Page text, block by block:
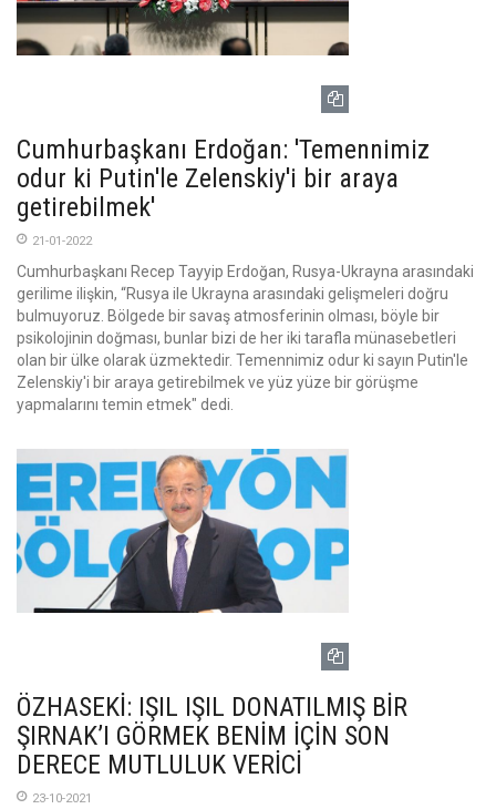
Cumhurbaşkanı Erdoğan: 'Temennimiz
odur ki Putin'le Zelenskiy'i bir araya
getirebilmek'
21-01-2022
Cumhurbaşkanı Recep Tayyip Erdoğan, Rusya-Ukrayna arasındaki
gerilime ilişkin, “Rusya ile Ukrayna arasındaki gelişmeleri doğru
bulmuyoruz. Bölgede bir savaş atmosferinin olması, böyle bir
psikolojinin doğması, bunlar bizi de her iki tarafla münasebetleri
olan bir ülke olarak üzmektedir. Temennimiz odur ki sayın Putin'le
Zelenskiy'i bir araya getirebilmek ve yüz yüze bir görüşme
yapmalarını temin etmek" dedi.
ÖZHASEKİ: IŞIL IŞIL DONATILMIŞ BİR
ŞIRNAK’I GÖRMEK BENİM İÇİN SON
DERECE MUTLULUK VERİCİ
23-10-2021